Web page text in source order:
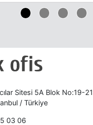
Sitesi 5A Blok No:19-
/ Türkiye
03 06